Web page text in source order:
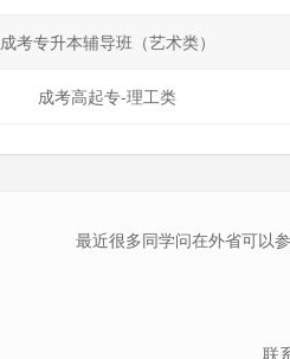
成考专升本辅导班（艺术类）
成考高起专-理工类
最近很多同学问在外省可以
联